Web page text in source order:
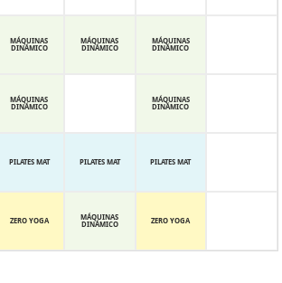
MÁQUINAS
DINÁMICO
MÁQUINAS
DINÁMICO
MÁQUINAS
DINÁMICO
MÁQUINAS
DINÁMICO
MÁQUINAS
DINÁMICO
PILATES MAT PILATES MAT PILATES MAT
ZERO YOGA
MÁQUINAS
DINÁMICO
ZERO YOGA